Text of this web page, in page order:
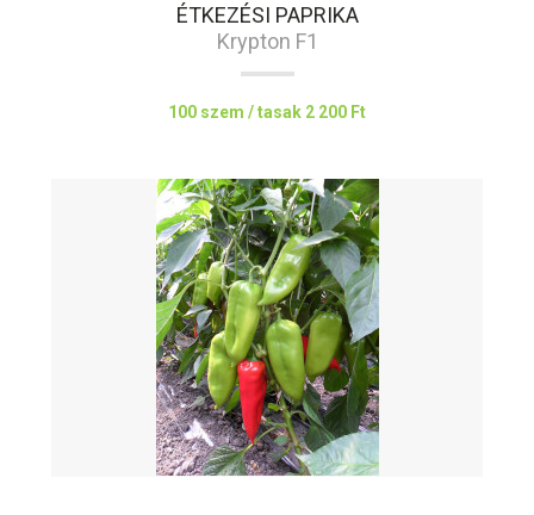
ÉTKEZÉSI PAPRIKA
Krypton F1
100 szem / tasak 2 200 Ft